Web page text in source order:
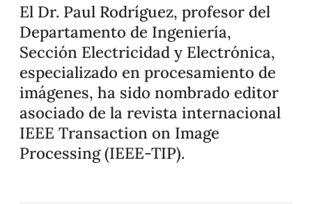
El Dr. Paul Rodríguez, profesor del
Departamento de Ingeniería,
Sección Electricidad y Electrónica,
especializado en procesamiento de
imágenes, ha sido nombrado editor
asociado de la revista internacional
IEEE Transaction on Image
Processing (IEEE-TIP).